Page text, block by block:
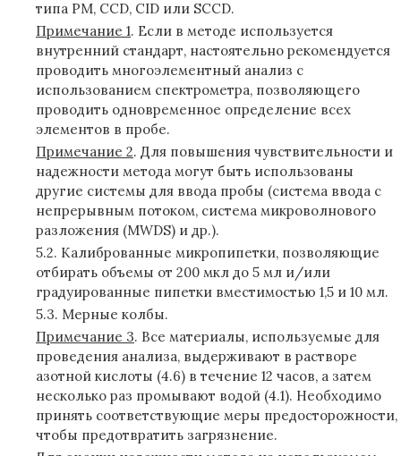
типа PM, CCD, CID или SCCD.
Примечание 1. Если в методе используется
внутренний стандарт, настоятельно рекомендуется
проводить многоэлементный анализ с
использованием спектрометра, позволяющего
проводить одновременное определение всех
элементов в пробе.
Примечание 2. Для повышения чувствительности и
надежности метода могут быть использованы
другие системы для ввода пробы (система ввода с
непрерывным потоком, система микроволнового
разложения (MWDS) и др.).
5.2. Калиброванные микропипетки, позволяющие
отбирать объемы от 200 мкл до 5 мл и/или
градуированные пипетки вместимостью 1,5 и 10 мл.
5.3. Мерные колбы.
Примечание 3. Все материалы, используемые для
проведения анализа, выдерживают в растворе
азотной кислоты (4.6) в течение 12 часов, а затем
несколько раз промывают водой (4.1). Необходимо
принять соответствующие меры предосторожности,
чтобы предотвратить загрязнение.